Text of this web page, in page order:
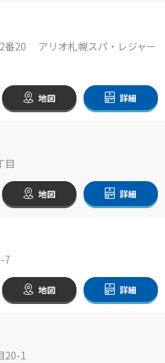
番20 アリオ札幌スパ・レジャー
地図 詳細
目
地図 詳細
7
地図 詳細
20-1